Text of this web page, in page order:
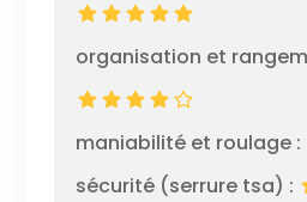
organisation et
maniabilité et roulage :
sécurité (serrure tsa) :